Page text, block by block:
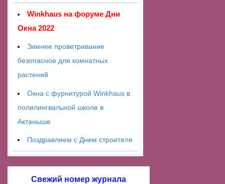
Winkhaus на форуме Дни
Окна 2022
Зимнее проветривание
безопасное для комнатных
растений
Окна с фурнитурой Winkhaus в
полилингвальной школе в
Актаныше
Поздравляем с Днем строителя
Свежий номер журнала